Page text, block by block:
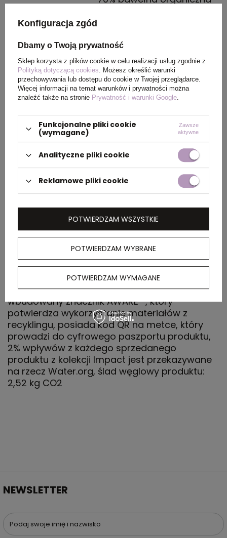
Wymiary
PAKOWANIE
Ilość szt. w
kartonie
wewnętrznym
5
Wymiary
kartonu
60 x 40 x 25 cm
OPIS
Koszulka dziecięca, regularny krój, okrągły
dekolt, krótkie rękawy, wykonana w 30% z
bawełny z recyklingu i w 70% z bawełny
organicznej o gramaturze 160 g/m2, posiada
wbudowany znacznik AWARE™, który
potwierdza wykorzystanie materiałów z
recyklingu, posiada kod QR na metce, który
prowadzi do cyfrowego paszportu produktu,
2% wpływów z każdego sprzedanego
produktu z kolekcji Impact jest przekazywane
na rzecz Water.org, ślad węglowy produktu:
2,52 kg CO2
NEWSLETTER
Podaj swoje imię i nazwisko
Konfiguracja zgód
Dbamy o Twoją prywatność
Sklep korzysta z plików cookie w celu realizacji usług zgodnie z
Polityką dotyczącą cookies. Możesz określić warunki
przechowywania lub dostępu do cookie w Twojej przeglądarce.
Więcej informacji na temat warunków i prywatności można
znaleźć także na stronie Prywatność i warunki Google.
Funkcjonalne pliki cookie
(wymagane)
Zawsze
aktywne
Analityczne pliki cookie
Reklamowe pliki cookie
POTWIERDZAM WYBRANE
POTWIERDZAM WYMAGANE
POTWIERDZAM WSZYSTKIE